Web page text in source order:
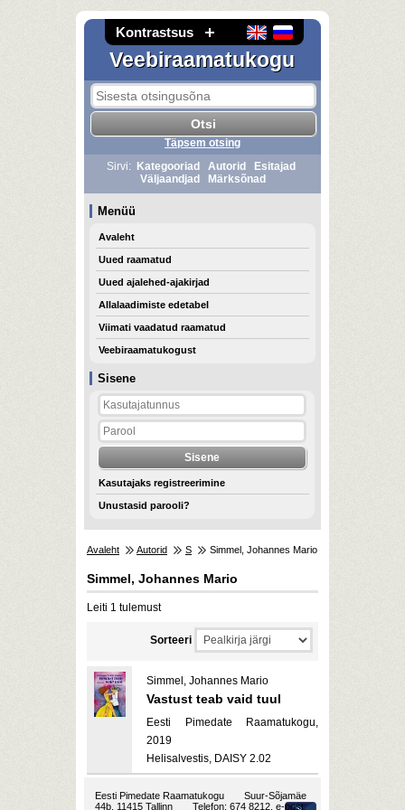
Kontrastsus
Veebiraamatukogu
Sisene
Kasutajaks registreerimine
Unustasid parooli?
Täpsem otsing
Sirvi:
Kategooriad Autorid
Esitajad
Väljaandjad
Märksõnad
Menüü
Avaleht
Uued raamatud
Uued ajalehed-ajakirjad
Allalaadimiste edetabel
Viimati vaadatud raamatud
Veebiraamatukogust
Avaleht Autorid S Simmel, Johannes Mario
Simmel, Johannes Mario
Leiti 1 tulemust
Sorteeri
Simmel, Johannes Mario
Vastust teab vaid tuul
Eesti Pimedate Raamatukogu,
2019
Helisalvestis, DAISY 2.02
Eesti Pimedate Raamatukogu
Suur-Sõjamäe
44b, 11415 Tallinn
Telefon: 674 8212, e-post: